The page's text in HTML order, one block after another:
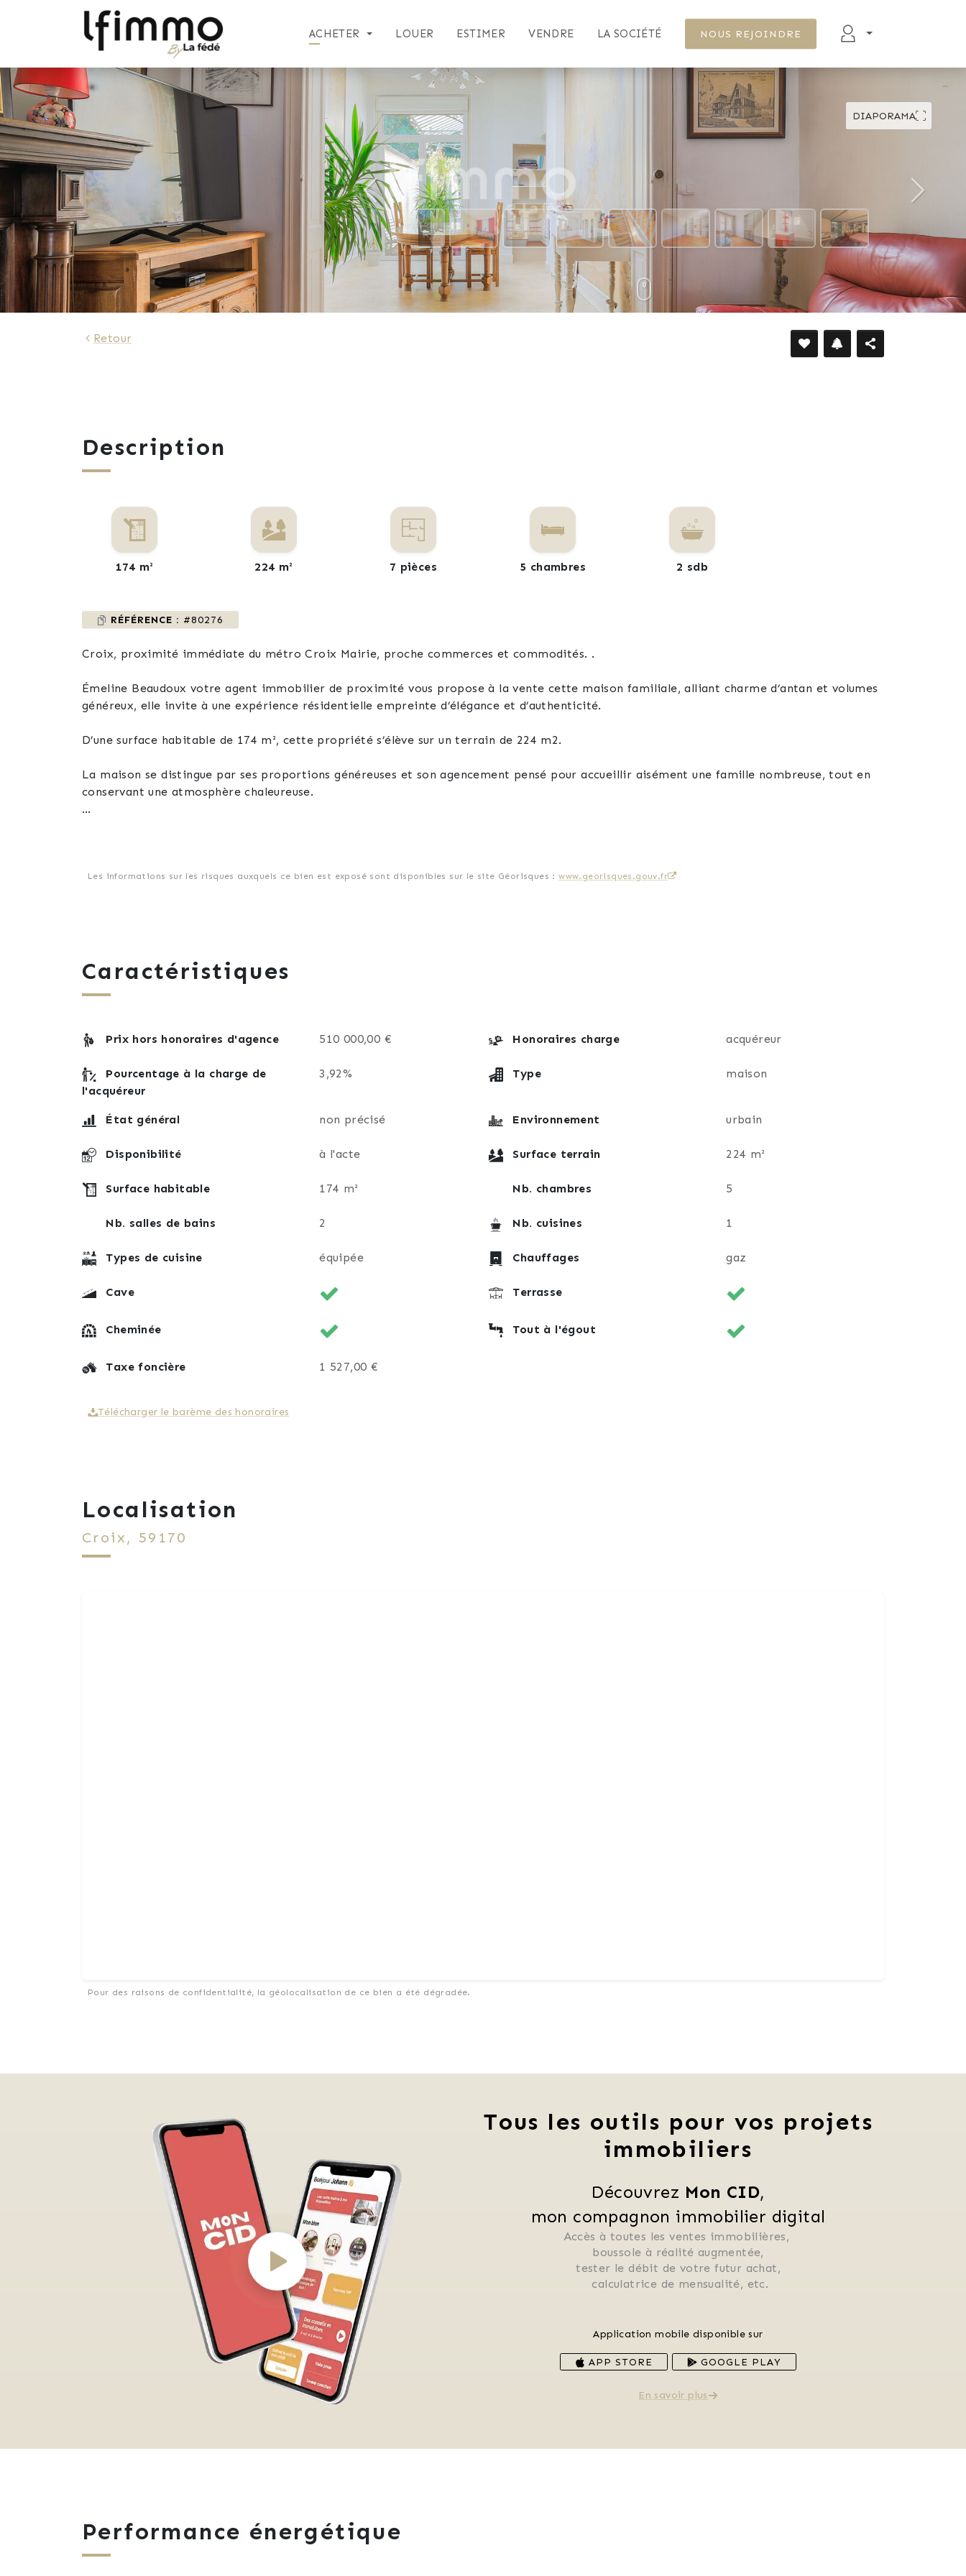
ACHETER LOUER ESTIMER VENDRE LA SOCIÉTÉ NOUS REJOINDRE
2 391 €
DIAPORAMA
DÉFILER VERS LE BAS
Retour
Description
174 m² 224 m² 7 pièces 5 chambres 2 sdb
RÉFÉRENCE : #80276
Croix, proximité immédiate du métro Croix Mairie, proche commerces et commodités. .
Émeline Beaudoux votre agent immobilier de proximité vous propose à la vente cette maison familiale, alliant charme d’antan et volumes
généreux, elle invite à une expérience résidentielle empreinte d’élégance et d’authenticité.
D’une surface habitable de 174 m², cette propriété s’élève sur un terrain de 224 m2.
La maison se distingue par ses proportions généreuses et son agencement pensé pour accueillir aisément une famille nombreuse, tout en
conservant une atmosphère chaleureuse.
du foyer.
autour d’une table dans un cadre très verdoyant et arboré.
Une cave complète ce bien, offrant un espace de rangement précieux.
Disponible à l’acte, cette propriété représente une opportunité rare d’acquérir une maison familiale de caractère, à personnaliser selon
vos aspirations.
Laissez-vous séduire par son potentiel et son emplacement stratégique, venez découvrir ce lieu authentique. Une visite s’impose pour
Les informations sur les risques auxquels ce bien est exposé sont disponibles sur le site Géorisques :www.georisques.gouv.fr
Caractéristiques
Prix hors honoraires d'agence 510 000,00 € Honoraires charge acquéreur
Pourcentage à la charge de
l'acquéreur
3,92% Type maison
État général non précisé Environnement urbain
Disponibilité à l'acte Surface terrain 224 m²
Surface habitable 174 m² Nb. chambres 5
Nb. salles de bains 2 Nb. cuisines 1
Types de cuisine équipée Chauffages gaz
Cave Terrasse
Cheminée Tout à l'égout
Taxe foncière 1 527,00 €
Télécharger le barème des honoraires
Localisation
Croix, 59170
Pour des raisons de confidentialité, la géolocalisation de ce bien a été dégradée.
Tous les outils pour vos projets
immobiliers
Découvrez Mon CID,
mon compagnon immobilier digital
Accès à toutes les ventes immobilières,
boussole à réalité augmentée,
tester le débit de votre futur achat,
calculatrice de mensualité, etc.
Application mobile disponible sur
APP STORE GOOGLE PLAY
En savoir plus
Performance énergétique